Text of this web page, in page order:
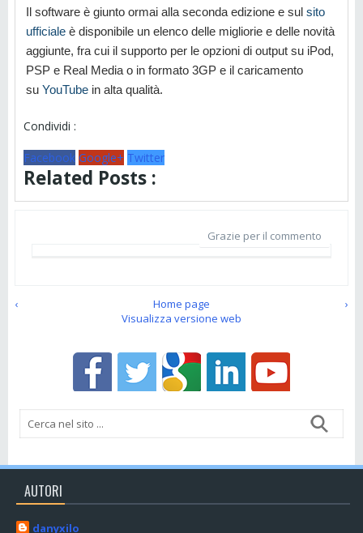
Il software è giunto ormai alla seconda edizione e sul sito
ufficiale è disponibile un elenco delle migliorie e delle novità
aggiunte, fra cui il supporto per le opzioni di output su iPod,
PSP e Real Media o in formato 3GP e il caricamento
su YouTube in alta qualità.
Condividi :
Facebook Google+ Twitter
Related Posts :
Grazie per il commento
‹ ›
Home page
Visualizza versione web
AUTORI
danyxilo